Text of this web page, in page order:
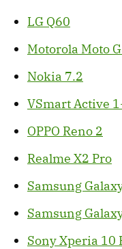
LG Q60
Motorola Moto
Nokia 7.2
VSmart Active
OPPO Reno 2
Realme X2 Pro
Samsung
Samsung
Sony Xperia 10